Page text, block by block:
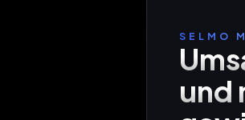
SELMO
und